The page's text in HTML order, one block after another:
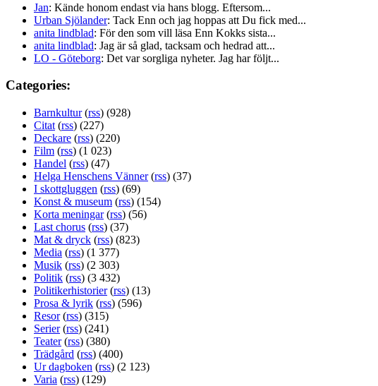
Jan: Kände honom endast via hans blogg. Eftersom...
Urban Sjölander: Tack Enn och jag hoppas att Du fick med...
anita lindblad: För den som vill läsa Enn Kokks sista...
anita lindblad: Jag är så glad, tacksam och hedrad att...
LO - Göteborg: Det var sorgliga nyheter. Jag har följt...
Categories:
Barnkultur(rss) (928)
Citat (rss) (227)
Deckare (rss) (220)
Film (rss) (1 023)
Handel (rss) (47)
Helga Henschens Vänner(rss) (37)
I skottgluggen (rss) (69)
Konst & museum (rss) (154)
Korta meningar(rss) (56)
Last chorus (rss) (37)
Mat & dryck (rss) (823)
Media (rss) (1 377)
Musik (rss) (2 303)
Politik (rss) (3 432)
Politikerhistorier(rss) (13)
Prosa & lyrik (rss) (596)
Resor(rss) (315)
Serier(rss) (241)
Teater(rss) (380)
Trädgård (rss) (400)
Ur dagboken (rss) (2 123)
Varia (rss) (129)